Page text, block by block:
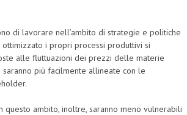
di lavorare nell’ambito di strategie e politiche
i propri processi produttivi si
alle fluttuazioni dei prezzi delle materie
più facilmente allineate con le
questo ambito, inoltre, saranno meno vulnerabili